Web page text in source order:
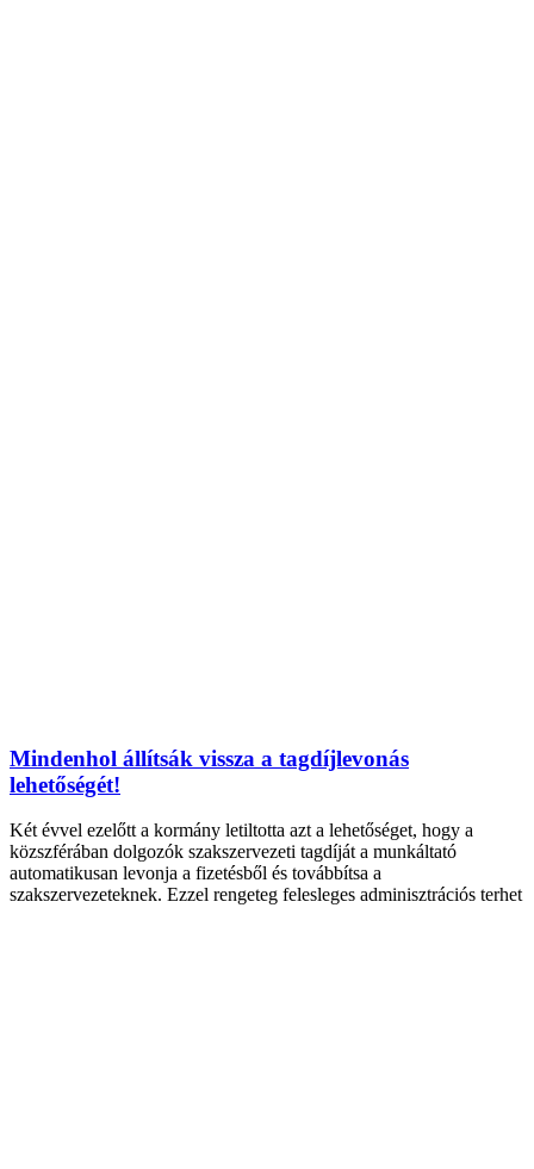
Mindenhol állítsák vissza a tagdíjlevonás
lehetőségét!
Két évvel ezelőtt a kormány letiltotta azt a lehetőséget, hogy a
közszférában dolgozók szakszervezeti tagdíját a munkáltató
automatikusan levonja a fizetésből és továbbítsa a
szakszervezeteknek. Ezzel rengeteg felesleges adminisztrációs terhet